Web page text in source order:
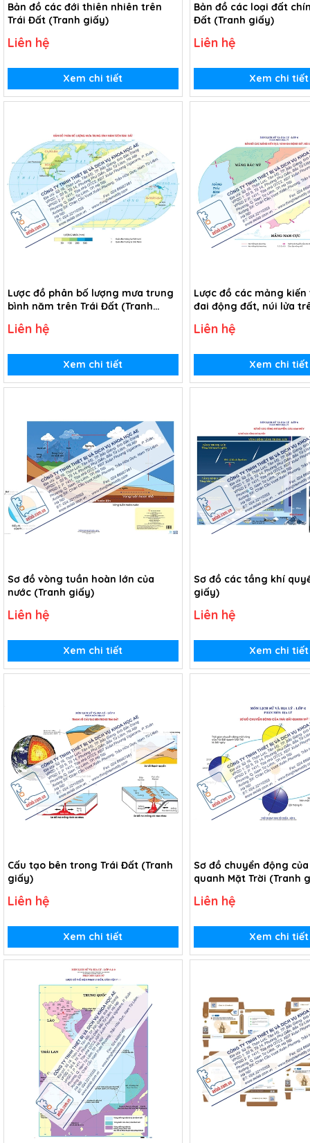
Bản đồ các đới thiên nhiên trên
Trái Đất (Tranh giấy)
Liên hệ
Xem chi tiết
Bản đồ các loại đất
Đất (Tranh giấy)
Liên hệ
Xem chi tiết
Lược đồ phân bố lượng mưa trung
bình năm trên Trái Đất (Tranh
Liên hệ
Xem chi tiết
Lược đồ các mảng
đai động đất, núi lửa
Liên hệ
Xem chi tiết
Sơ đồ vòng tuần hoàn lớn của
nước (Tranh giấy)
Liên hệ
Xem chi tiết
Sơ đồ các tầng khí
giấy)
Liên hệ
Xem chi tiết
Cấu tạo bên trong Trái Đất (Tranh
giấy)
Liên hệ
Xem chi tiết
Sơ đồ chuyển động
quanh Mặt Trời (Tranh
Liên hệ
Xem chi tiết